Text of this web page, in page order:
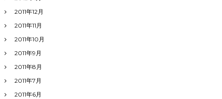
2011年12月
2011年11月
2011年10月
2011年9月
2011年8月
2011年7月
2011年6月